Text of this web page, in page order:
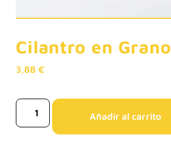
Cilantro en Grano
3,88 €
Añadir al carrito